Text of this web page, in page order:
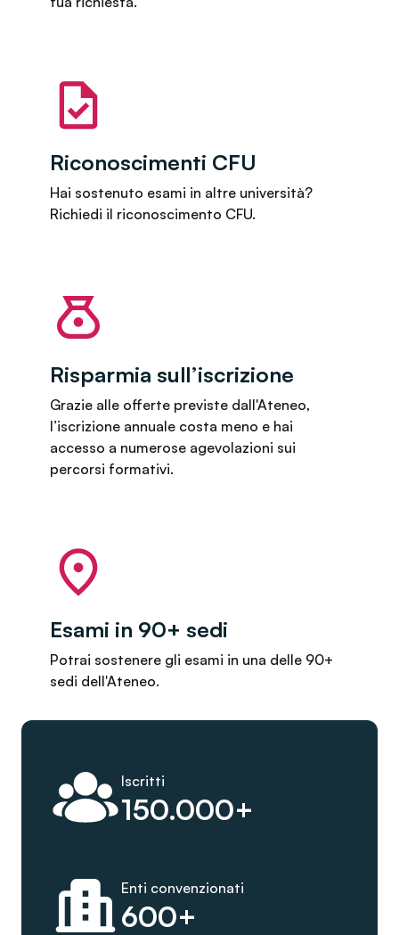
Riconoscimenti CFU
Hai sostenuto esami in altre università?
Richiedi il riconoscimento CFU.
Risparmia sull’iscrizione
Grazie alle offerte previste dall'Ateneo,
l’iscrizione annuale costa meno e hai
accesso a numerose agevolazioni sui
percorsi formativi.
Esami in 90+ sedi
Potrai sostenere gli esami in una delle 90+
sedi dell'Ateneo.
150.000+
Iscritti
600+
Enti convenzionati